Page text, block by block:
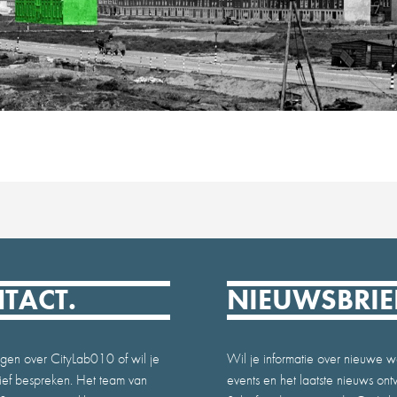
over CityLab010 of wil je
bespreken. Het team van
Wil je informatie over nieuwe
events en het laatste nieuws